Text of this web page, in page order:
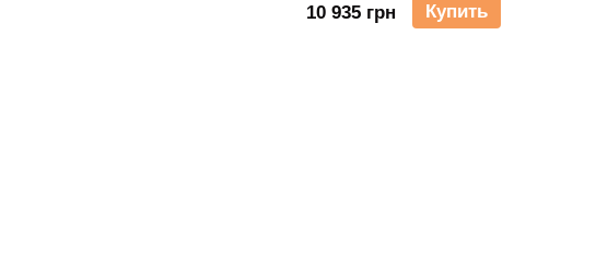
10 935 грн Купить